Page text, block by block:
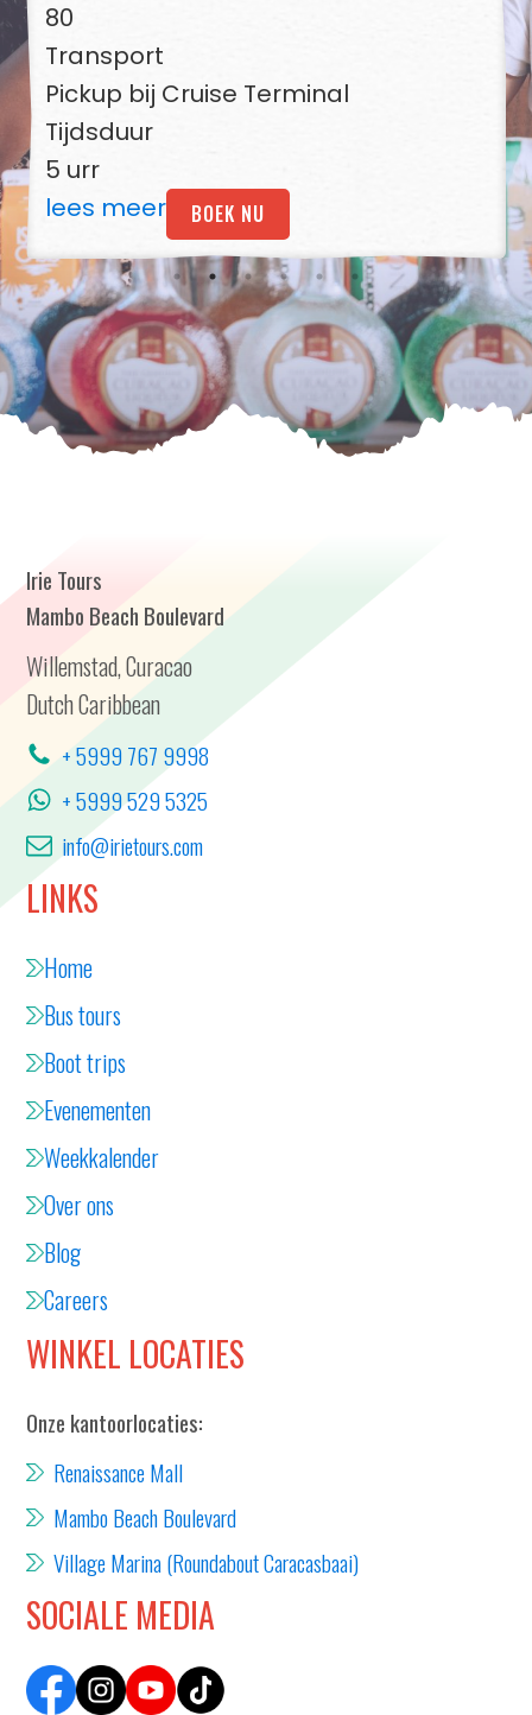
80
Transport
Pickup bij Cruise Terminal
Tijdsduur
5 urr
lees meer
BOEK NU
Irie Tours
Mambo Beach Boulevard
Willemstad, Curacao
Dutch Caribbean
+ 5999 767 9998
+ 5999 529 5325
info@irietours.com
LINKS
Home
Bus tours
Boot trips
Evenementen
Weekkalender
Over ons
Blog
Careers
WINKEL LOCATIES
Onze kantoorlocaties:
Renaissance Mall
Mambo Beach Boulevard
Village Marina (Roundabout Caracasbaai)
SOCIALE MEDIA